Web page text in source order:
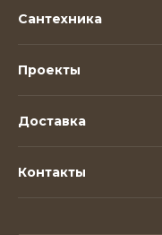
Сантехника
Проекты
Доставка
Контакты